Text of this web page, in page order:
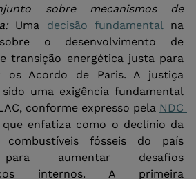
sobre mecanismos de
Uma decisão fundamental na
o desenvolvimento de
transição energética justa para
os Acordo de Paris. A justiça
uma exigência fundamental
conforme expresso pela NDC
enfatiza como o declínio da
combustíveis fósseis do país
aumentar desafios